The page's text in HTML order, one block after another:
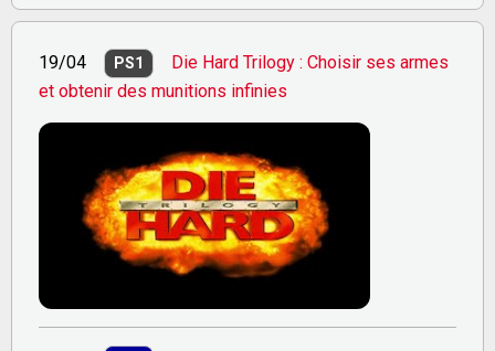
19/04 PS1
Die Hard Trilogy : Choisir ses armes
et obtenir des munitions infinies